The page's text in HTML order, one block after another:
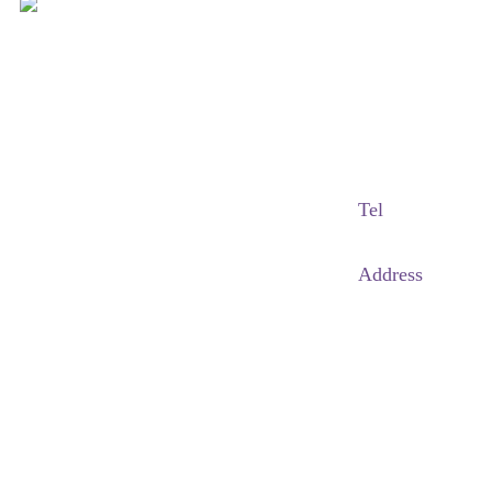
Tel
Address